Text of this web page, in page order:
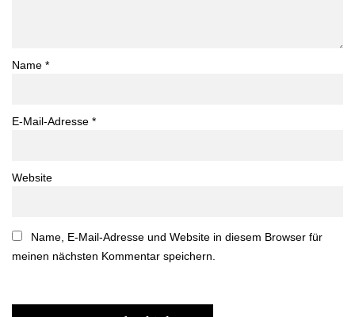
Name *
E-Mail-Adresse *
Website
Name, E-Mail-Adresse und Website in diesem Browser für
meinen nächsten Kommentar speichern.